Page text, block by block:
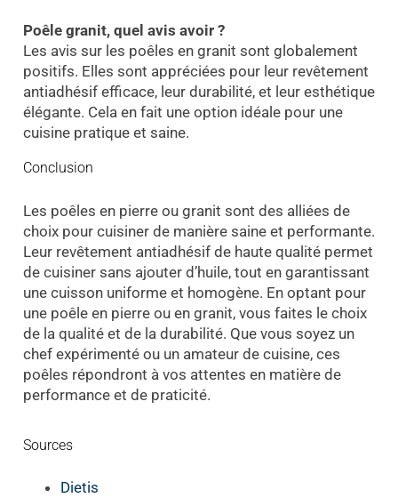
Poêle granit, quel avis avoir ?
Les avis sur les poêles en granit sont globalement
positifs. Elles sont appréciées pour leur revêtement
antiadhésif efficace, leur durabilité, et leur esthétique
élégante. Cela en fait une option idéale pour une
cuisine pratique et saine.
Conclusion
Les poêles en pierre ou granit sont des alliées de
choix pour cuisiner de manière saine et performante.
Leur revêtement antiadhésif de haute qualité permet
de cuisiner sans ajouter d’huile, tout en garantissant
une cuisson uniforme et homogène. En optant pour
une poêle en pierre ou en granit, vous faites le choix
de la qualité et de la durabilité. Que vous soyez un
chef expérimenté ou un amateur de cuisine, ces
poêles répondront à vos attentes en matière de
performance et de praticité.
Sources
Dietis